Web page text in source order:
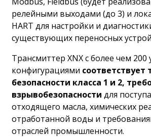
релейными выходами (до 3) и
HART для настройки и
существующих переносных
Трансмиттер XNX с более чем
конфигурациями соответствует
безопасности класса 1 и 2,
взрывобезопасности для
отходящего масла, химических
отработанной воды и
отраслей промышленности.